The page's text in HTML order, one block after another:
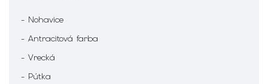
- Nohavice
- Antracitová farba
- Vrecká
- Pútka